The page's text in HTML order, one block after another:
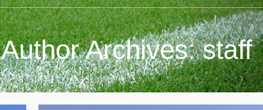
Author Archives: staff